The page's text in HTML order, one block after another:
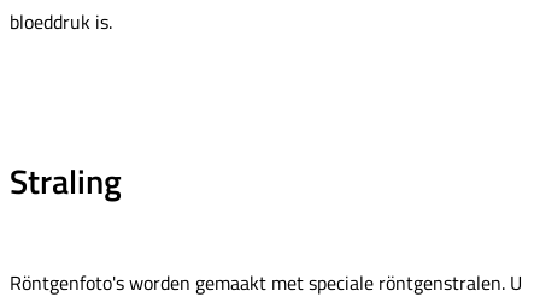
bloeddruk is.
Straling
Röntgenfoto's worden gemaakt met speciale röntgenstralen. U